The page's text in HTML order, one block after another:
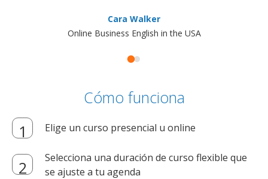
Cara Walker
Online Business English in the USA
Cómo funciona
Elige un curso presencial u online
Selecciona una duración de curso flexible que
se ajuste a tu agenda